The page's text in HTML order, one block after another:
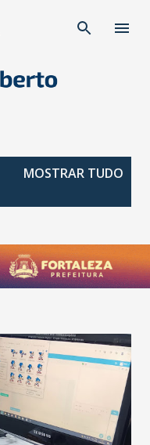
MOSTRAR TUDO